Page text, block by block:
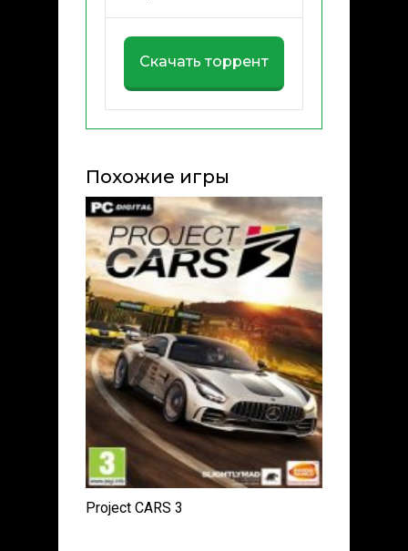
Скачать торрент
Похожие игры
Project CARS 3